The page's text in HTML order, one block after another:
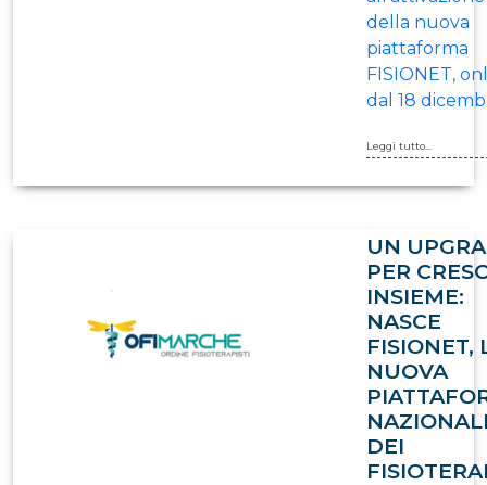
della nuova
piattaforma
FISIONET,
dal 18
Leggi tutto...
UN
PER
INSIEME:
NASCE
FISIONET,
NUOVA
DEI